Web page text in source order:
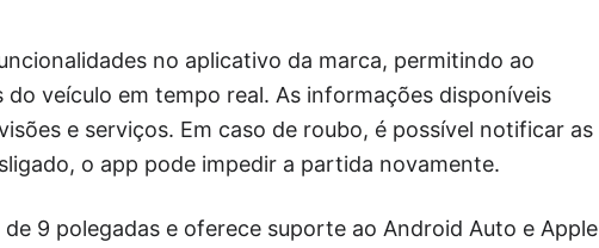
no aplicativo da marca, permitindo ao
veículo em tempo real. As informações disponíveis
e serviços. Em caso de roubo, é possível notificar as
o app pode impedir a partida novamente.
9 polegadas e oferece suporte ao Android Auto e Apple